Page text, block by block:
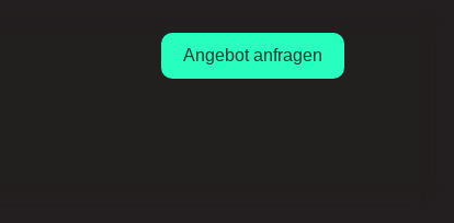
Angebot anfragen